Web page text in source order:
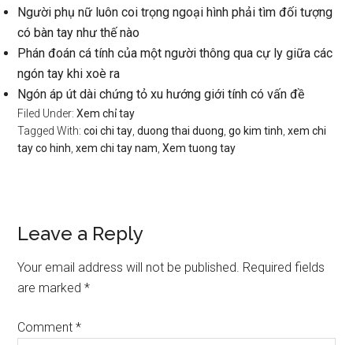
Người phụ nữ luôn coi trọng ngoại hình phải tìm đối tượng
có bàn tay như thế nào
Phán đoán cá tính của một người thông qua cự ly giữa các
ngón tay khi xoè ra
Ngón áp út dài chứng tỏ xu hướng giới tính có vấn đề
Filed Under:Xem chỉ tay
Tagged With:coi chi tay ,duong thai duong ,go kim tinh ,xem chi
tay co hinh ,xem chi tay nam ,Xem tuong tay
Reader
Interactions
Leave a Reply
Your email address will not be published. Required fields
are marked*
Comment*